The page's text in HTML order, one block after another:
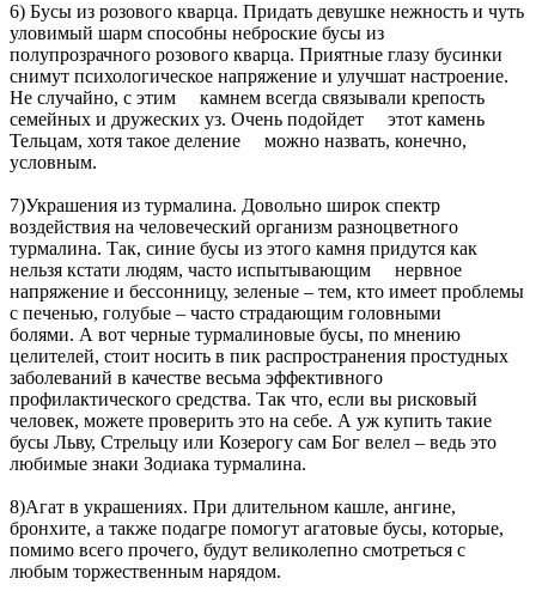
6) Бусы из розового кварца. Придать девушке нежность и чуть
уловимый шарм способны неброские бусы из
полупрозрачного розового кварца. Приятные глазу бусинки
снимут психологическое напряжение и улучшат настроение.
Не случайно, с этим камнем всегда связывали крепость
семейных и дружеских уз. Очень подойдет этот камень
Тельцам, хотя такое деление можно назвать, конечно,
условным.
7)Украшения из турмалина. Довольно широк спектр
воздействия на человеческий организм разноцветного
турмалина. Так, синие бусы из этого камня придутся как
нельзя кстати людям, часто испытывающим нервное
напряжение и бессонницу, зеленые – тем, кто имеет проблемы
с печенью, голубые – часто страдающим головными
болями. А вот черные турмалиновые бусы, по мнению
целителей, стоит носить в пик распространения простудных
заболеваний в качестве весьма эффективного
профилактического средства. Так что, если вы рисковый
человек, можете проверить это на себе. А уж купить такие
бусы Льву, Стрельцу или Козерогу сам Бог велел – ведь это
любимые знаки Зодиака турмалина.
8)Агат в украшениях. При длительном кашле, ангине,
бронхите, а также подагре помогут агатовые бусы, которые,
помимо всего прочего, будут великолепно смотреться с
любым торжественным нарядом.